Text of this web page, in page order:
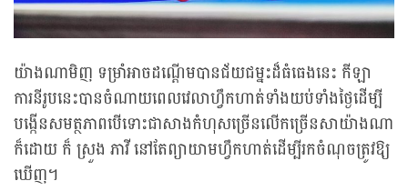
យ៉ាងណាមិញ ទម្រាំអាចដណ្តើមបានជ័យជម្នះដ៏ធំធេងនេះ កីឡា
ការនីរូបនេះបានចំណាយពេលវេលាហ្វឹកហាត់ទាំងយប់ទាំងថ្ងៃដើម្បី
បង្កើនសមត្ថភាពបើទោះជាសាងកំហុសច្រើនលើកច្រើនសាយ៉ាងណា
ក៏ដោយ ក៏ ស្រួង ភាវី នៅតែព្យាយាមហ្វឹកហាត់ដើម្បីរកចំណុចត្រូវឱ្យ
ឃើញ។